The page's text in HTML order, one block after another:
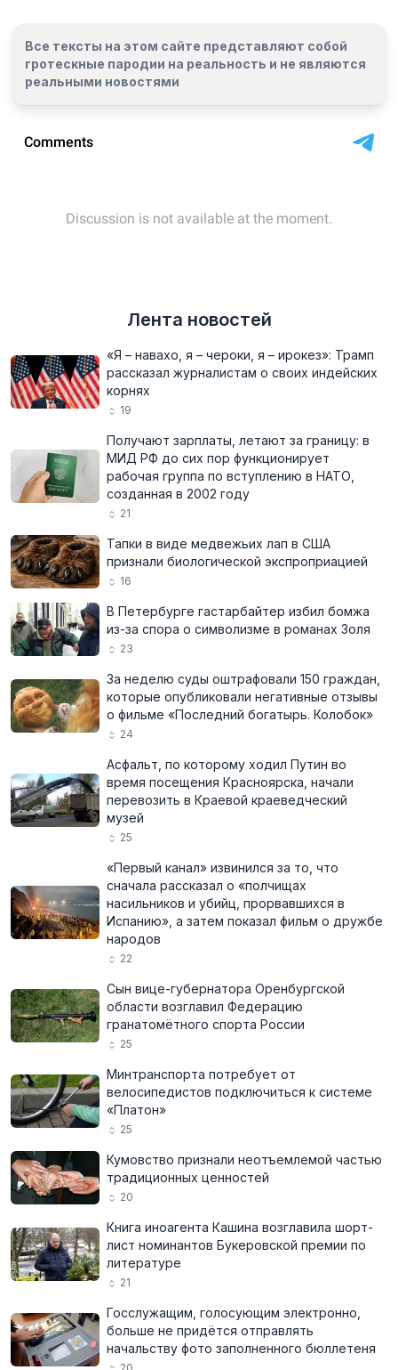
Все тексты на этом сайте представляют собой
гротескные пародии на реальность и не являются
реальными новостями
Лента новостей
«Я – навахо, я – чероки, я – ирокез»: Трамп
рассказал журналистам о своих индейских
корнях
19
Получают зарплаты, летают за границу: в
МИД РФ до сих пор функционирует
рабочая группа по вступлению в НАТО,
созданная в 2002 году
21
Тапки в виде медвежьих лап в США
признали биологической экспроприацией
16
В Петербурге гастарбайтер избил бомжа
из-за спора о символизме в романах Золя
23
За неделю суды оштрафовали 150 граждан,
которые опубликовали негативные отзывы
о фильме «Последний богатырь. Колобок»
24
Асфальт, по которому ходил Путин во
время посещения Красноярска, начали
перевозить в Краевой краеведческий
музей
25
«Первый канал» извинился за то, что
сначала рассказал о «полчищах
насильников и убийц, прорвавшихся в
Испанию», а затем показал фильм о дружбе
народов
22
Сын вице-губернатора Оренбургской
области возглавил Федерацию
гранатомётного спорта России
25
Минтранспорта потребует от
велосипедистов подключиться к системе
«Платон»
25
Кумовство признали неотъемлемой частью
традиционных ценностей
20
Книга иноагента Кашина возглавила шорт-
лист номинантов Букеровской премии по
литературе
21
Госслужащим, голосующим электронно,
больше не придётся отправлять
начальству фото заполненного бюллетеня